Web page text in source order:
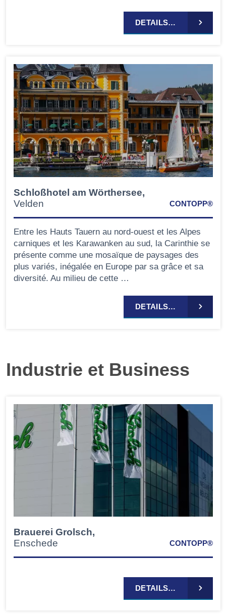
DETAILS…
Schloßhotel am Wörthersee,
Velden
CONTOPP®
Entre les Hauts Tauern au nord-ouest et les Alpes
carniques et les Karawanken au sud, la Carinthie se
présente comme une mosaïque de paysages des
plus variés, inégalée en Europe par sa grâce et sa
diversité. Au milieu de cette …
DETAILS…
Industrie et Business
Brauerei Grolsch,
Enschede
CONTOPP®
DETAILS…